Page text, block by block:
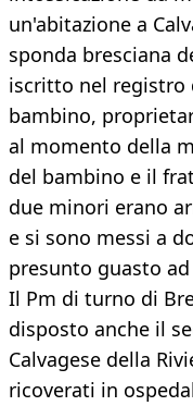
un'abitazione a
sponda bresciana
iscritto nel registro
bambino,
al momento della
del bambino e il
due minori erano
e si sono messi a
presunto guasto
Il Pm di turno di
disposto anche il
Calvagese della
ricoverati in